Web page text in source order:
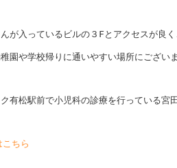
が入っているビルの３Fとアクセスが良
園や学校帰りに通いやすい場所にござい
有松駅前で小児科の診療を行っている宮
ちら